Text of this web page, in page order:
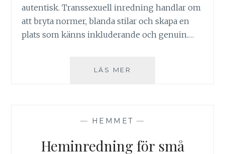
autentisk. Transsexuell inredning handlar om
att bryta normer, blanda stilar och skapa en
plats som känns inkluderande och genuin.…
LÄS MER
OCH
— HEMMET —
Heminredning för små